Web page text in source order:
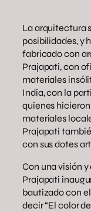
La arquitectura
posibilidades, y
fabricado con
Prajapati, con
materiales
India, con la
quienes
materiales
Prajapati
con sus dotes
Con una visión
Prajapati
bautizado con
decir “El color